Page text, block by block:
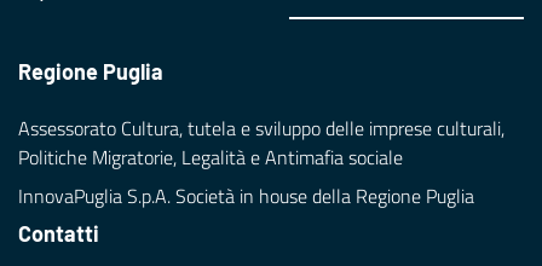
Regione Puglia
Assessorato Cultura, tutela e sviluppo delle imprese culturali,
Politiche Migratorie, Legalità e Antimafia sociale
InnovaPuglia S.p.A. Società in house della Regione Puglia
Contatti